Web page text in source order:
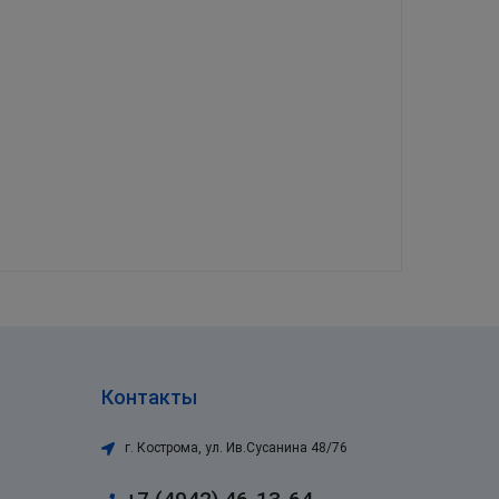
Контакты
г. Кострома, ул. Ив.Сусанина 48/76